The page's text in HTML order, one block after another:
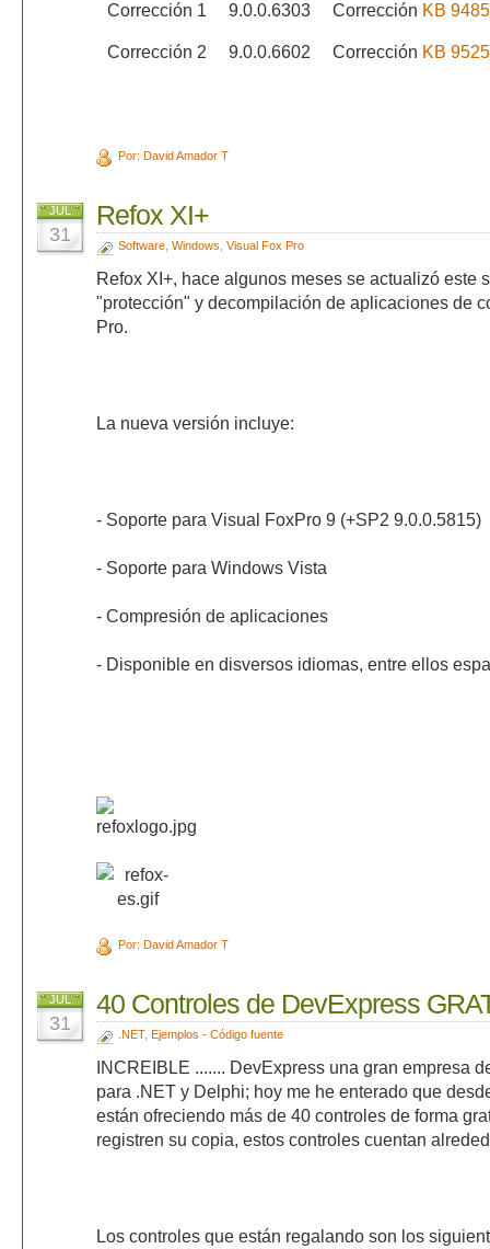
Corrección 1 9.0.0.6303 Corrección KB
Corrección 2 9.0.0.6602 Corrección KB
Por: David Amador T
JUL
31
Refox XI+
Software, Windows Visual Fox Pro
Refox XI+, hace algunos meses se actualizó este
"protección" y decompilación de aplicaciones de
Pro.
La nueva versión incluye:
- Soporte para Visual FoxPro 9 (+SP2 9.0.0.5815)
- Soporte para Windows Vista
- Compresión de aplicaciones
- Disponible en disversos idiomas, entre ellos
Por: David Amador T
JUL
31
40 Controles de DevExpress
.NET, Ejemplos - Código fuente
INCREIBLE ....... DevExpress una gran empresa
para .NET y Delphi; hoy me he enterado que
están ofreciendo más de 40 controles de forma
registren su copia, estos controles cuentan
Los controles que están regalando son los